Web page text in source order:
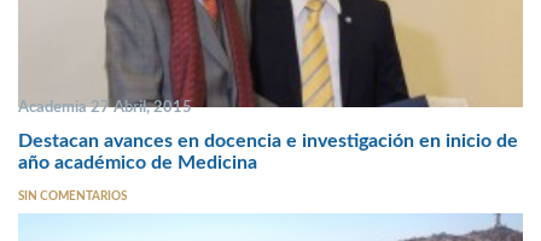
Academia 27 Abril, 2015
Destacan avances en docencia e investigación en inicio de
año académico de Medicina
SIN COMENTARIOS